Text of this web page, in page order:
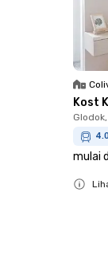
Kost
mulai